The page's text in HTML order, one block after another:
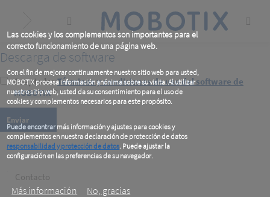
Las cookies y los complementos son importantes para el
correcto funcionamiento de una página web.
Con el fin de mejorar continuamente nuestro sitio web para usted,
MOBOTIX procesa información anónima sobre su visita. Al utilizar
nuestro sitio web, usted da su consentimiento para el uso de
cookies y complementos necesarios para este propósito.
Puede encontrar más información y ajustes para cookies y
complementos en nuestra declaración de protección de datos
responsabilidad y protección de datos. Puede ajustar la
configuración en las preferencias de su navegador.
Más información
No, gracias
content
Descarga de software
Acepto losTérminos y condiciones de uso del software de
MOBOTIX*
Footer
Contacto